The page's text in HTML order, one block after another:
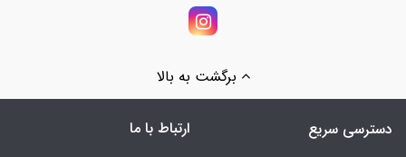
برگشت به بالا
دسترسی سریع ارتباط با ما